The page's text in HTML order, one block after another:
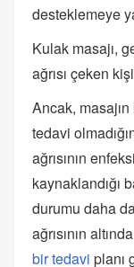
desteklemeye
Kulak masajı,
ağrısı çeken
Ancak,
tedavi
ağrısının
kaynaklandığı
durumu daha
ağrısının
bir tedavi planı